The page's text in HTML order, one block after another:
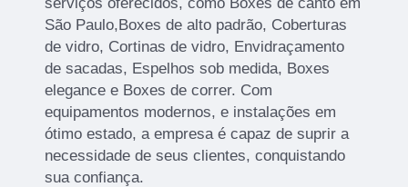
São Paulo,Boxes de alto padrão, Coberturas
de vidro, Cortinas de vidro, Envidraçamento
de sacadas, Espelhos sob medida, Boxes
elegance e Boxes de correr. Com
equipamentos modernos, e instalações em
ótimo estado, a empresa é capaz de suprir a
necessidade de seus clientes, conquistando
sua confiança.